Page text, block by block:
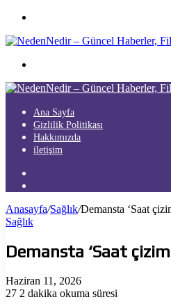
...
Ana Sayfa
Gizlilik Politikası
Hakkımızda
iletişim
...
Anasayfa/Sağlık/Demansta ‘Saat
Sağlık
Demansta ‘Saat
Haziran 11, 2026
27 2 dakika okuma süresi